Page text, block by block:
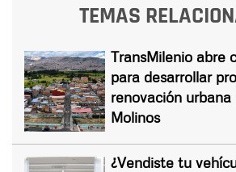
TEMAS
TransMilenio abre
para desarrollar
renovación
Molinos
¿Vendiste tu